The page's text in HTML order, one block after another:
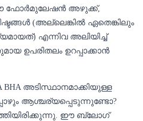
ഫോർമുലേഷൻ അഴുക്ക്,
(അല്ലെങ്കിൽ ഏതെങ്കിലും
എന്നിവ അലിയിച്ച്
ഉപരിതലം ഉറപ്പാക്കാൻ
അടിസ്ഥാനമാക്കിയുള്ള
ആശ്ചര്യപ്പെടുന്നുണ്ടോ?
ഈ ബ്ലോഗ്